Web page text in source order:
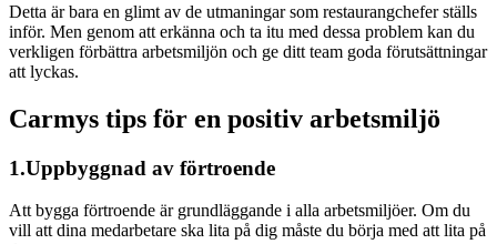
Detta är bara en glimt av de utmaningar som restaurangchefer ställs
inför. Men genom att erkänna och ta itu med dessa problem kan du
verkligen förbättra arbetsmiljön och ge ditt team goda förutsättningar
att lyckas.
Carmys tips för en positiv arbetsmiljö
1.Uppbyggnad av förtroende
Att bygga förtroende är grundläggande i alla arbetsmiljöer. Om du
vill att dina medarbetare ska lita på dig måste du börja med att lita på